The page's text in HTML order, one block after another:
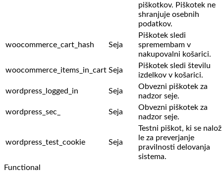
piškotkov. Piškotek ne
shranjuje osebnih
podatkov.
woocommerce_cart_hash Seja
Piškotek sledi
spremembam v
nakupovalni košarici.
woocommerce_items_in_cart Seja
Piškotek sledi številu
izdelkov v košarici.
wordpress_logged_in
Seja
Obvezni piškotek za
nadzor seje.
wordpress_sec_
Seja
Obvezni piškotek za
nadzor seje.
wordpress_test_cookie Seja
Testni piškot, ki se
le za preverjanje
pravilnosti delovanja
sistema.
Functional